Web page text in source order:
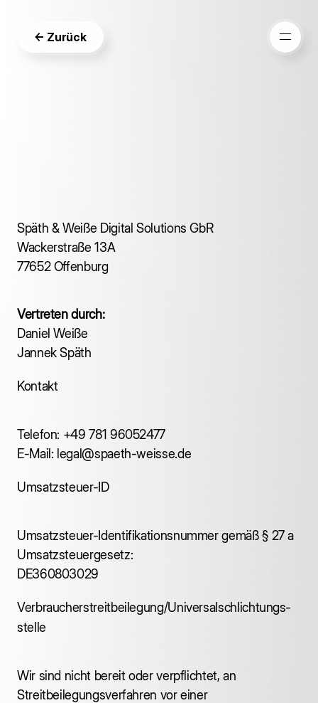
<- Zurück
Späth & Weiße Digital Solutions GbR
Wackerstraße 13A
77652 Offenburg
Vertreten durch:
Daniel Weiße
Jannek Späth
Kontakt
Telefon: +49 781 96052477
E-Mail: legal@spaeth-weisse.de
Umsatzsteuer-ID
Umsatzsteuer-Identifikationsnummer gemäß § 27 a
Umsatzsteuergesetz:
DE360803029
Verbraucher­streit­beilegung/Universal­schlichtungs­
stelle
Wir sind nicht bereit oder verpflichtet, an
Streitbeilegungsverfahren vor einer